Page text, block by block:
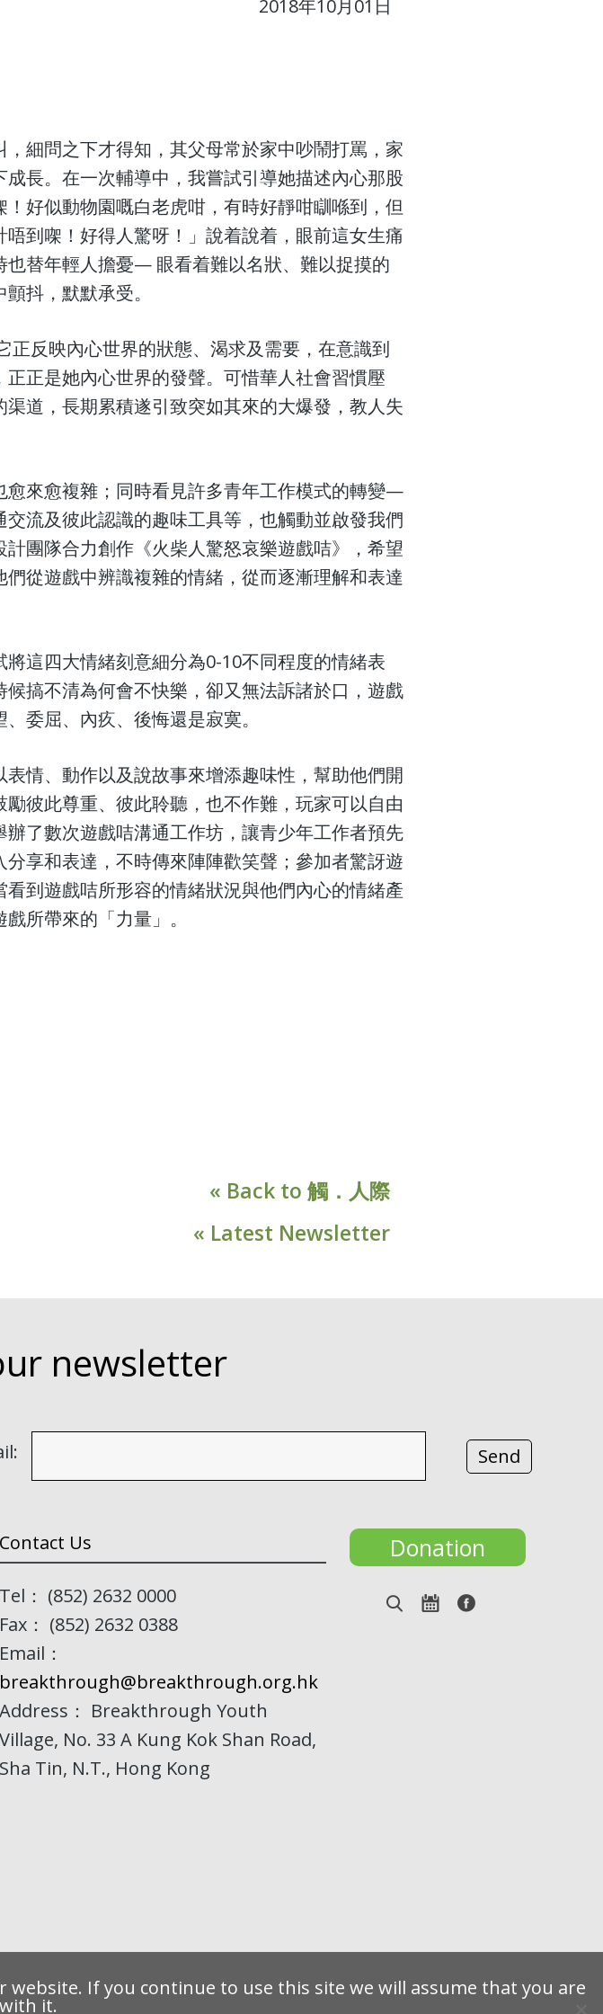
2018年10月01日
細問之下才得知，其父母常於家中吵鬧打罵，家
長。在一次輔導中，我嘗試引導她描述內心那股
好似動物園嘅白老虎咁，有時好靜咁瞓喺到，但
到㗎！好得人驚呀！」說着說着，眼前這女生痛
替年輕人擔憂— 眼看着難以名狀、難以捉摸的
抖，默默承受。
反映內心世界的狀態、渴求及需要，在意識到
正是她內心世界的發聲。可惜華人社會習慣壓
道，長期累積遂引致突如其來的大爆發，教人失
來愈複雜；同時看見許多青年工作模式的轉變—
流及彼此認識的趣味工具等，也觸動並啟發我們
團隊合力創作《火柴人驚怒哀樂遊戲咭》，希望
從遊戲中辨識複雜的情緒，從而逐漸理解和表達
這四大情緒刻意細分為0-10不同程度的情緒表
搞不清為何會不快樂，卻又無法訴諸於口，遊戲
委屈、內疚、後悔還是寂寞。
情、動作以及說故事來增添趣味性，幫助他們開
彼此尊重、彼此聆聽，也不作難，玩家可以自由
了數次遊戲咭溝通工作坊，讓青少年工作者預先
享和表達，不時傳來陣陣歡笑聲；參加者驚訝遊
到遊戲咭所形容的情緒狀況與他們內心的情緒產
所帶來的「力量」。
« Back to 觸．人際
« Latest Newsletter
newsletter
Contact Us
Tel： (852) 2632 0000
Fax： (852) 2632 0388
Email：
breakthrough@breakthrough.org.hk
Address： Breakthrough Youth
Village, No. 33 A Kung Kok Shan Road,
Sha Tin, N.T., Hong Kong
Donation
If you continue to use this site we will assume that you are
it.